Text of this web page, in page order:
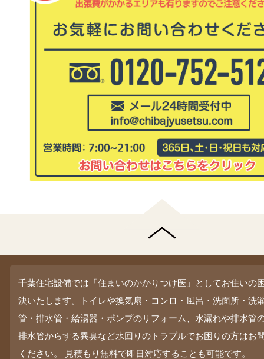
千葉住宅設備では「住まいのかかりつけ医」としてお住いの
決いたします。トイレや換気扇・コンロ・風呂・洗面所・洗
管・排水管・給湯器・ポンプのリフォーム、水漏れや排水管
排水管からする異臭など水回りのトラブルでお困りの方はお
ください。 見積もり無料で即日対応することも可能です。